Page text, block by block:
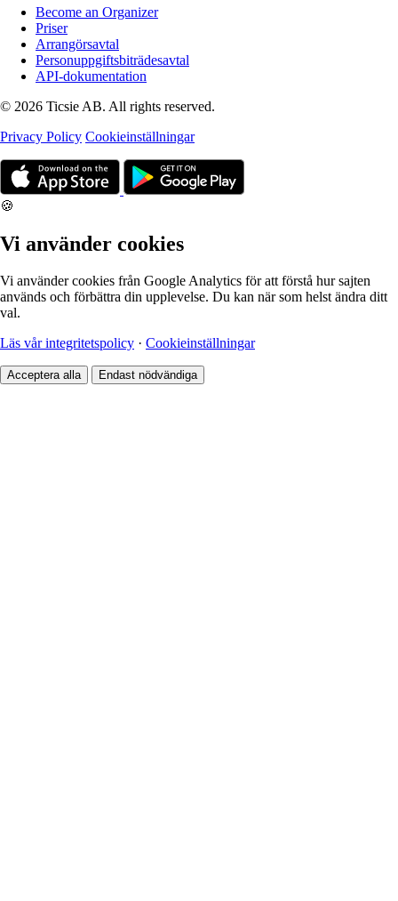
Become an Organizer
Priser
Arrangörsavtal
Personuppgiftsbiträdesavtal
API-dokumentation
© 2026 Ticsie AB. All rights reserved.
Privacy Policy Cookieinställningar
🍪
Vi använder cookies
Vi använder cookies från Google Analytics för att förstå hur sajten
används och förbättra din upplevelse. Du kan när som helst ändra ditt
val.
Läs vår integritetspolicy · Cookieinställningar
Acceptera alla Endast nödvändiga